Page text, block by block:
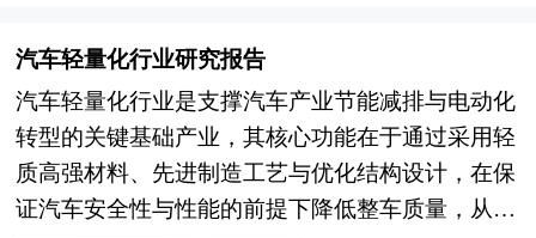
务产品生产企业、经销商、行业管理部门以及拟进
入该行业的投资者具有重要的参考价值，对于研究
我国铁路运输服务行业发展规律、提高企业的运营
效率、促进企业的发展壮大有学术和实践的双重意
义。
行了分析，重点分析了国内外电动自行车行业的发
展现状、如何面对行业的发展挑战、行业的发展建
议、行业竞争力，以及行业的投资分析和趋势预测
等等。报告还综合了电动自行车行业的整体发展动
态，对行业在产品方面提供了参考建议和具体解决
全国及海外相关报刊杂志的基础信息以及集装箱行
业研究单位等公布和提供的大量资料。报告对我国
集装箱行业的供需状况、发展现状、子行业发展变
化等进行了分析，重点分析了国内外集装箱行业的
发展现状、如何面对行业的发展挑战、行业的发展
究单位等公布和提供的大量资料。对全球及国内高
性能电动轿车行业作了详尽深入的分析，是企业进
行市场研究工作时不可或缺的重要参考资料，同时
也可作为金融机构进行信贷分析、证券分析、投资
分析等研究工作时的参考依据。
钢以保障乘员舱在极端碰撞工况下的结构完整性。
钢与先进高强钢三大类，其中先进高强钢
（AHSS）通过微观组织设计如双相钢（DP）、相
变诱导塑性钢（TRIP）、马氏体钢（MS）及淬火
延性钢（QP）等，实现了强度与韧性的协同提
汽车轻量化行业研究报告
汽车轻量化行业是支撑汽车产业节能减排与电动化
转型的关键基础产业，其核心功能在于通过采用轻
质高强材料、先进制造工艺与优化结构设计，在保
证汽车安全性与性能的前提下降低整车质量，从而